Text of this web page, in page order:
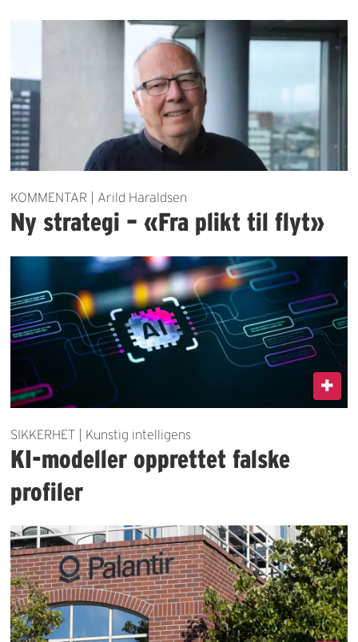
KOMMENTAR | Arild Haraldsen
Ny strategi – «Fra plikt til flyt»
SIKKERHET | Kunstig intelligens
KI-modeller opprettet falske
profiler